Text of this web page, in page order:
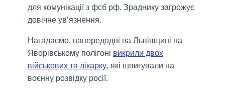
для комунікації з фсб рф. Зраднику загрожує
довічне ув’язнення.
Нагадаємо, напередодні на Львівщині на
Яворівському полігоні викрили двох
військових та лікарку, які шпигували на
воєнну розвідку росії.